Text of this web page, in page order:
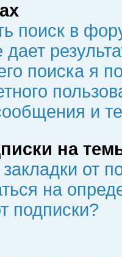
поиск в
поиска я
и
на
от
на
подписки?